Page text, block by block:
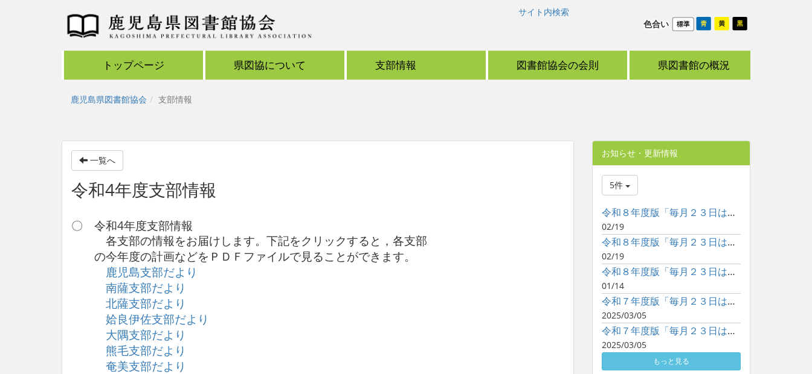
色合い
サイト内検索
トップページ 県図協について 支部情報 図書館協会の会則 県図書館の概況
鹿児島県図書館協会 支部情報
一覧へ
令和4年度支部情報
〇 令和4年度支部情報
各支部の情報をお届けします。下記をクリックすると，各支部
の今年度の計画などをＰＤＦファイルで見ることができます。
鹿児島支部だより
南薩支部だより
北薩支部だより
姶良伊佐支部だより
大隅支部だより
熊毛支部だより
奄美支部だより
お知らせ・更新情報
5件
令和８年度版「毎月２３日は子どもといっしょに読書の日」ポスタ...
02/19
令和８年度版「毎月２３日は子どもといっしょに読書の日」ポスタ...
02/19
令和８年度版「毎月２３日は子どもといっしょに読書の日」ポスタ...
01/14
令和７年度版「毎月２３日は子どもといっしょに読書の日」ポスタ...
2025/03/05
令和７年度版「毎月２３日は子どもといっしょに読書の日」ポスタ...
2025/03/05
もっと見る